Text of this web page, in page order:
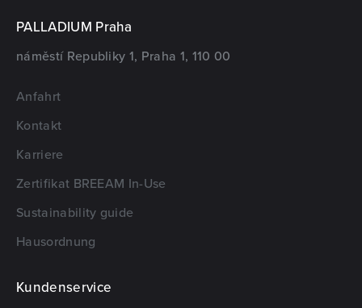
PALLADIUM Praha
náměstí Republiky 1, Praha 1, 110 00
Anfahrt
Kontakt
Karriere
Zertifikat BREEAM In-Use
Sustainability guide
Hausordnung
Kundenservice